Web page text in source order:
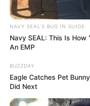
NAVY SEAL'S BUG IN GUIDE
Navy SEAL: This Is How
An EMP
BUZZDAY
Eagle Catches Pet
Did Next